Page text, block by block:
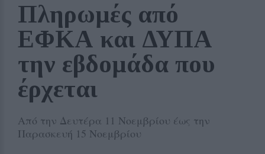
Πληρωμές από
ΕΦΚΑ και ΔΥΠΑ
την εβδομάδα που
έρχεται
Από την Δευτέρα 11 Νοεμβρίου έως την
Παρασκευή 15 Νοεμβρίου